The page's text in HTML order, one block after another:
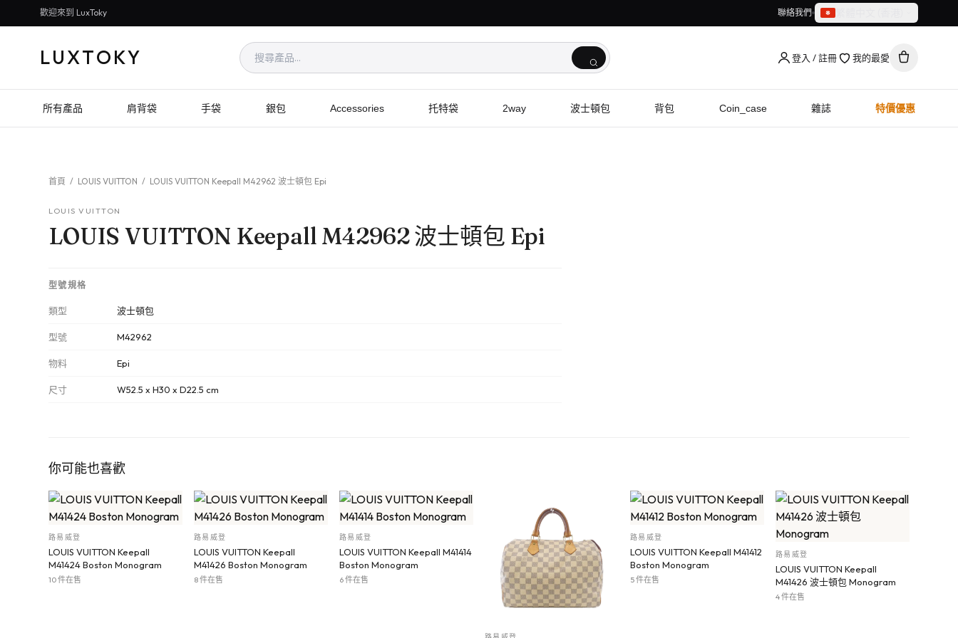
歡迎來到 LuxToky 聯絡我們
繁體中文（香港）
LUXTOKY 登入 / 註冊 我的最愛
所有產品 肩背袋 手袋 銀包 Accessories 托特袋 2way 波士頓包 背包 Coin_case 雜誌 特價優惠
首頁 / LOUIS VUITTON / LOUIS VUITTON Keepall M42962 波士頓包 Epi
LOUIS VUITTON
LOUIS VUITTON Keepall M42962 波士頓包 Epi
型號規格
類型 波士頓包
型號 M42962
物料 Epi
尺寸 W52.5 x H30 x D22.5 cm
你可能也喜歡
路易威登
LOUIS VUITTON Keepall
M41424 Boston Monogram
10 件在售
路易威登
LOUIS VUITTON Keepall
M41426 Boston Monogram
8 件在售
路易威登
LOUIS VUITTON Keepall M41414
Boston Monogram
6 件在售
路易威登
LOUIS VUITTON Keepall M41412
Boston Monogram
5 件在售
路易威登
LOUIS VUITTON Keepall
M41426 波士頓包 Monogram
4 件在售